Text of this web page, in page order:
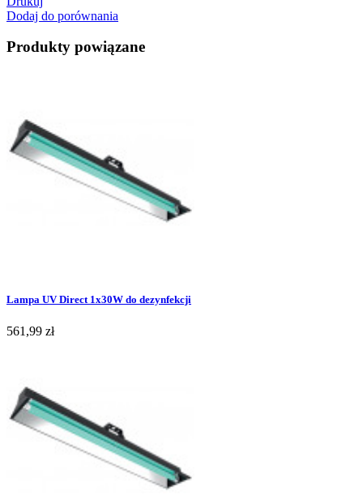
Dodaj do porównania
Produkty powiązane
Lampa UV Direct 1x30W do dezynfekcji
561,99 zł